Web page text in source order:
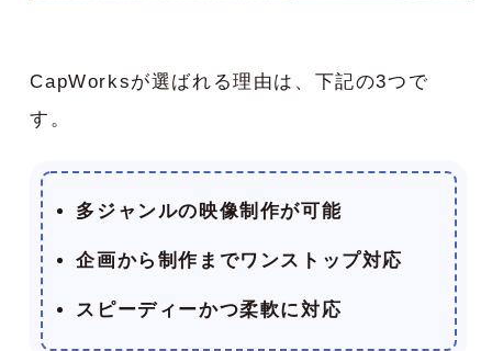
CapWorksが選ばれる理由は、下記の3つで
す。
多ジャンルの映像制作が可能
企画から制作までワンストップ対応
スピーディーかつ柔軟に対応